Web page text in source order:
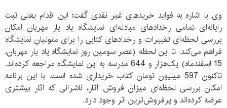
وی با اشاره به فواید خریدهای غیر نقدی گفت: این اقدام یعنی ثبت
رایانه‌ای تمامی رخدادهای مبادله‌ای نمایشگاه یاد یار مهربان امکان
بررسی لحظه‌ای تغییرات و رخدادهای کتابی را برای متولیان نمایشگاه
فراهم می‌کند. تا این لحظه (عصر سومین روز نمایشگاه یاد یار مهربان،
15 اسفندماه) یک‌هزار و 644 مدرسه به این نمایشگاه مراجعه کرده‌اند.
تاکنون 597 میلیون تومان کتاب خریداری شده است. با این برنامه
امکان بررسی لحظه‌ای میزان فروش آثار، ناشرانی که آثار بیشتری
عرضه کرده‌اند و پرفروش‌ترین اثر وجود دارد.